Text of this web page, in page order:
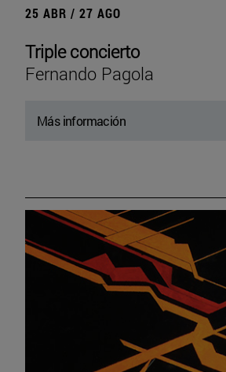
25 ABR / 27 AGO
Triple concierto
Fernando Pagola
Más información